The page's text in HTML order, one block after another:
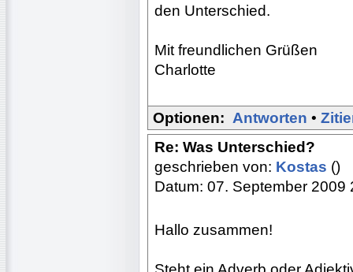
den Unterschied.
Mit freundlichen Grüßen
Charlotte
Optionen: Antworten •
Re: Was Unterschied?
geschrieben von: Kostas ()
Datum: 07. September 2009
Hallo zusammen!